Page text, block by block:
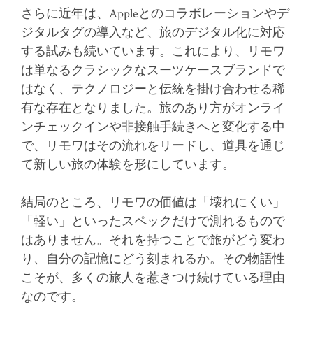
さらに近年は、Appleとのコラボレーションやデ
ジタルタグの導入など、旅のデジタル化に対応
する試みも続いています。これにより、リモワ
は単なるクラシックなスーツケースブランドで
はなく、テクノロジーと伝統を掛け合わせる稀
有な存在となりました。旅のあり方がオンライ
ンチェックインや非接触手続きへと変化する中
で、リモワはその流れをリードし、道具を通じ
て新しい旅の体験を形にしています。
結局のところ、リモワの価値は「壊れにくい」
「軽い」といったスペックだけで測れるもので
はありません。それを持つことで旅がどう変わ
り、自分の記憶にどう刻まれるか。その物語性
こそが、多くの旅人を惹きつけ続けている理由
なのです。